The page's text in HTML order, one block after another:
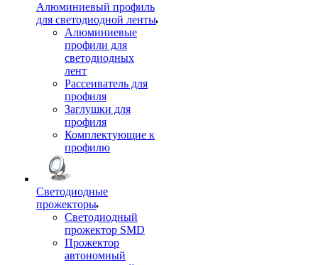
Алюминиевый профиль
для светодиодной ленты
Алюминиевые
профили для
светодиодных
лент
Рассеиватель для
профиля
Заглушки для
профиля
Комплектующие к
профилю
Светодиодные
прожекторы
Светодиодный
прожектор SMD
Прожектор
автономный